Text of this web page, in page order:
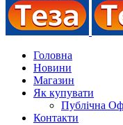
Головна
Новини
Магазин
Як купувати
Публічна
Контакти